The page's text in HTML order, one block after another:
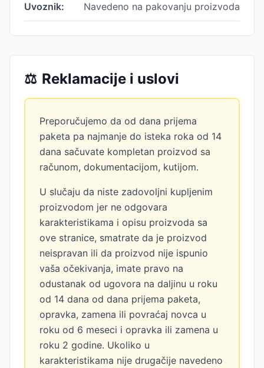
Uvoznik: Navedeno na pakovanju proizvoda
⚖️ Reklamacije i uslovi
Preporučujemo da od dana prijema
paketa pa najmanje do isteka roka od 14
dana sačuvate kompletan proizvod sa
računom, dokumentacijom, kutijom.
U slučaju da niste zadovoljni kupljenim
proizvodom jer ne odgovara
karakteristikama i opisu proizvoda sa
ove stranice, smatrate da je proizvod
neispravan ili da proizvod nije ispunio
vaša očekivanja, imate pravo na
odustanak od ugovora na daljinu u roku
od 14 dana od dana prijema paketa,
opravka, zamena ili povraćaj novca u
roku od 6 meseci i opravka ili zamena u
roku 2 godine. Ukoliko u
karakteristikama nije drugačije navedeno